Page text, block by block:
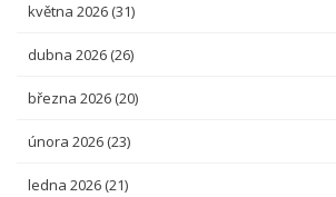
května 2026 (31)
dubna 2026 (26)
března 2026 (20)
února 2026 (23)
ledna 2026 (21)